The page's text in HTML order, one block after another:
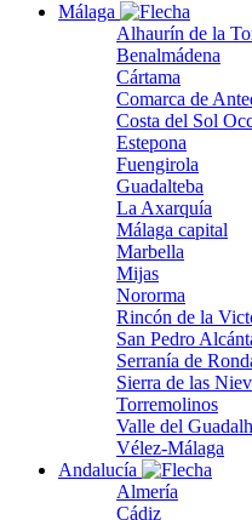
Málaga
Alhaurín de la
Benalmádena
Cártama
Comarca de
Costa del Sol
Estepona
Fuengirola
Guadalteba
La Axarquía
Málaga capital
Marbella
Mijas
Nororma
Rincón de la
San Pedro
Serranía de
Sierra de las
Torremolinos
Valle del
Vélez-Málaga
Andalucía
Almería
Cádiz